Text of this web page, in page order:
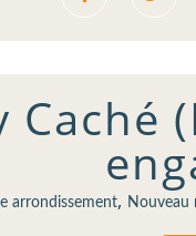
Caché
arrondissement, Nouveau